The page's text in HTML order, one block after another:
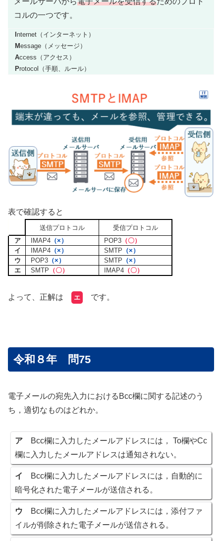
コルの一つです。
nternet（インターネット）
Message（メッセージ）
Access（アクセス）
Protocol（手順、ルール）
表で確認すると
送信プロトコル
受信プロトコル
ア
IMAP4 （×） POP3 （〇）
イ
IMAP4 （×） SMTP （×）
ウ
POP3 （×） SMTP （×）
エ
SMTP （〇） IMAP4 （〇）
よって、正解は エ です。
令和８年 問75
電子メールの宛先入力におけるBcc欄に関する記述のう
ち，適切なものはどれか。
ア Bcc欄に入力したメールアドレスには， To欄やCc
欄に入力したメールアドレスは通知されない。
イ
Bcc欄に入力したメールアドレスには，自動的に
暗号化された電子メールが送信される。
ウ Bcc欄に入力したメールアドレスには，添付ファ
イルが削除された電子メールが送信される。